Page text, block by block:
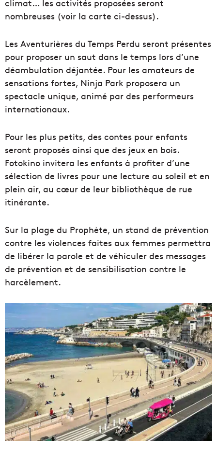
climat… les activités proposées seront
nombreuses (voir la carte ci-dessus).
Les Aventurières du Temps Perdu seront présentes
pour proposer un saut dans le temps lors d’une
déambulation déjantée. Pour les amateurs de
sensations fortes, Ninja Park proposera un
spectacle unique, animé par des performeurs
internationaux.
Pour les plus petits, des contes pour enfants
seront proposés ainsi que des jeux en bois.
Fotokino invitera les enfants à profiter d’une
sélection de livres pour une lecture au soleil et en
plein air, au cœur de leur bibliothèque de rue
itinérante.
Sur la plage du Prophète, un stand de prévention
contre les violences faites aux femmes permettra
de libérer la parole et de véhiculer des messages
de prévention et de sensibilisation contre le
harcèlement.